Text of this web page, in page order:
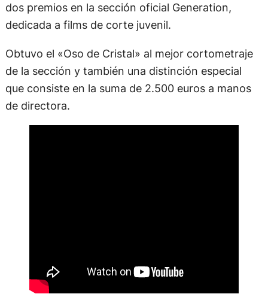
dos premios en la sección oficial Generation,
dedicada a films de corte juvenil.
Obtuvo el «Oso de Cristal» al mejor cortometraje
de la sección y también una distinción especial
que consiste en la suma de 2.500 euros a manos
de directora.